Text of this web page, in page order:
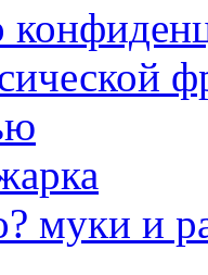
муки и